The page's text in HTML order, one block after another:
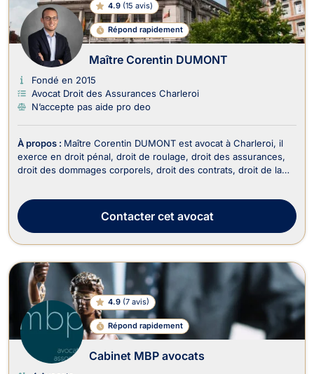
4.9 (15 avis)
Répond rapidement
Maître Corentin DUMONT
Fondé en 2015
Avocat Droit des Assurances Charleroi
N’accepte pas aide pro deo
À propos : Maître Corentin DUMONT est avocat à Charleroi, il
exerce en droit pénal, droit de roulage, droit des assurances,
droit des dommages corporels, droit des contrats, droit de la
procès ou alors...
Contactercet avocat
4.9 (7 avis)
Répond rapidement
Cabinet MBP avocats